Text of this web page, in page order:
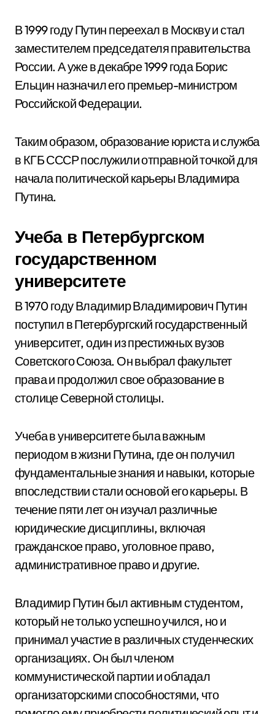
В 1999 году Путин переехал в Москву и стал
заместителем председателя правительства
России. А уже в декабре 1999 года Борис
Ельцин назначил его премьер-министром
Российской Федерации.
Таким образом, образование юриста и служба
в КГБ СССР послужили отправной точкой для
начала политической карьеры Владимира
Путина.
Учеба в Петербургском
государственном
университете
В 1970 году Владимир Владимирович Путин
поступил в Петербургский государственный
университет, один из престижных вузов
Советского Союза. Он выбрал факультет
права и продолжил свое образование в
столице Северной столицы.
Учеба в университете была важным
периодом в жизни Путина, где он получил
фундаментальные знания и навыки, которые
впоследствии стали основой его карьеры. В
течение пяти лет он изучал различные
юридические дисциплины, включая
гражданское право, уголовное право,
административное право и другие.
Владимир Путин был активным студентом,
который не только успешно учился, но и
принимал участие в различных студенческих
организациях. Он был членом
коммунистической партии и обладал
организаторскими способностями, что